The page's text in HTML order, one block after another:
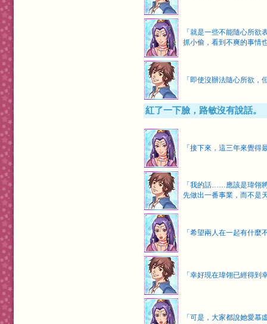
「就是一些不能隨心所
抓小偷，看到不爽的事
「即使沒辦法隨心所欲
紅了一下臉，路敏沒有說話。
「接下來，這三年來覺
「我的話……應該是瑋翎
先做出一番事業，而不是
「希望兩人在一起有什麼
「幸好現在瑋翎已經得
「可是，大家都說她愛